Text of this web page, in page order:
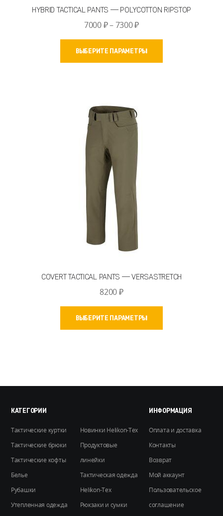
HYBRID TACTICAL PANTS — POLYCOTTON RIPSTOP
7000₽–7300₽Диапазон
цен:
7000 ₽
–
ВЫБЕРИТЕ ПАРАМЕТРЫ
COVERT TACTICAL PANTS — VERSASTRETCH
8200₽
ВЫБЕРИТЕ ПАРАМЕТРЫ
можно
на
товара.
КАТЕГОРИИ
Тактические куртки
Тактические брюки
Тактические кофты
Белье
Рубашки
Утепленная одежда
Новинки Helikon-Tex
Продуктовые
линейки
Тактическая одежда
Helikon-Tex
Рюкзаки и сумки
ИНФОРМАЦИЯ
Оплата и доставка
Контакты
Возврат
Мой аккаунт
Пользовательское
соглашение